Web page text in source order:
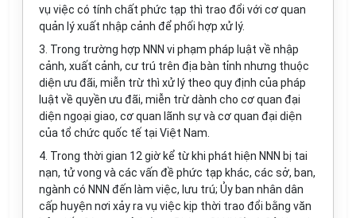
vụ việc có tính chất phức tạp thì trao đổi với cơ quan
quản lý xuất nhập cảnh để phối hợp xử lý.
3. Trong trường hợp NNN vi phạm pháp luật về nhập
cảnh, xuất cảnh, cư trú trên địa bàn tỉnh nhưng thuộc
diện ưu đãi, miễn trừ thì xử lý theo quy định của pháp
luật về quyền ưu đãi, miễn trừ dành cho cơ quan đại
diện ngoại giao, cơ quan lãnh sự và cơ quan đại diện
của tổ chức quốc tế tại Việt Nam.
4. Trong thời gian 12 giờ kể từ khi phát hiện NNN bị tai
nạn, tử vong và các vấn đề phức tạp khác, các sở, ban,
ngành có NNN đến làm việc, lưu trú; Ủy ban nhân dân
cấp huyện nơi xảy ra vụ việc kịp thời trao đổi bằng văn